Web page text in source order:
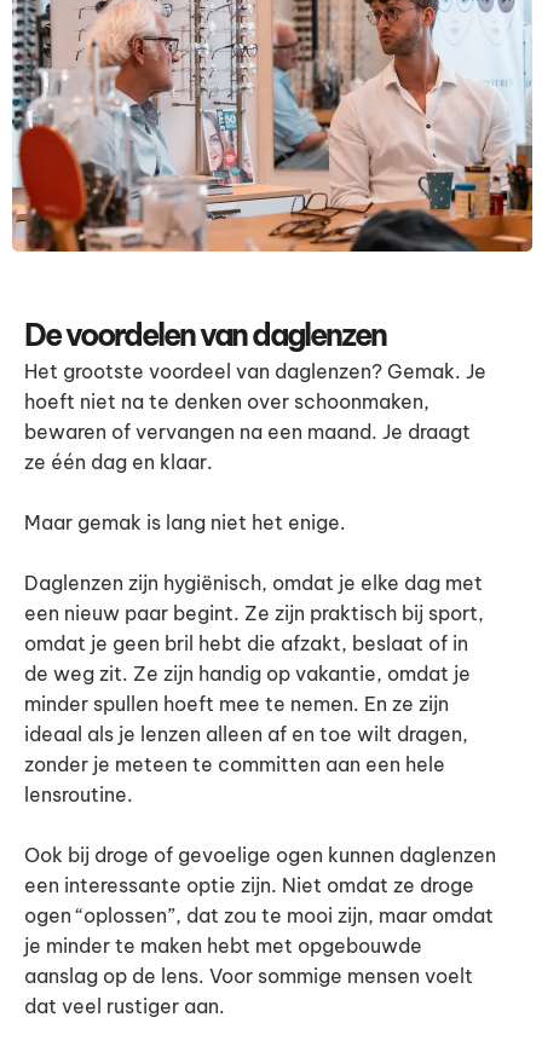
De voordelen van daglenzen
Het grootste voordeel van daglenzen? Gemak. Je
hoeft niet na te denken over schoonmaken,
bewaren of vervangen na een maand. Je draagt
ze één dag en klaar.
Maar gemak is lang niet het enige.
Daglenzen zijn hygiënisch, omdat je elke dag met
een nieuw paar begint. Ze zijn praktisch bij sport,
omdat je geen bril hebt die afzakt, beslaat of in
de weg zit. Ze zijn handig op vakantie, omdat je
minder spullen hoeft mee te nemen. En ze zijn
ideaal als je lenzen alleen af en toe wilt dragen,
zonder je meteen te committen aan een hele
lensroutine.
Ook bij droge of gevoelige ogen kunnen daglenzen
een interessante optie zijn. Niet omdat ze droge
ogen “oplossen”, dat zou te mooi zijn, maar omdat
je minder te maken hebt met opgebouwde
aanslag op de lens. Voor sommige mensen voelt
dat veel rustiger aan.